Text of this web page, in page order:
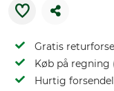
Gratis
Køb på
Hurtig